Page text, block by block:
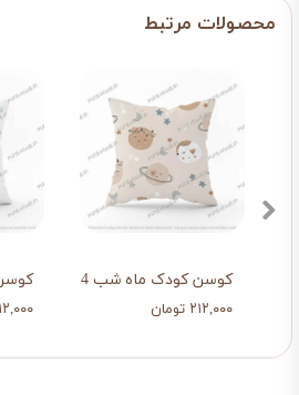
۲۱۲,۰۰۰
کوسن کودک ماه شب 14
۲۱۲,۰۰۰ تومان